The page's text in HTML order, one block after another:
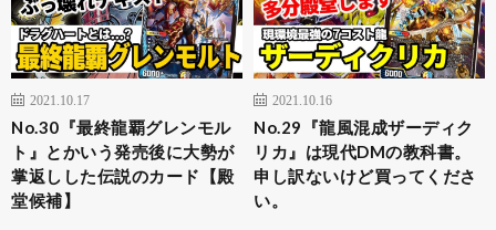
2021.10.17
No.30『最終龍覇グレンモル
ト』とかいう発売後に大勢が
掌返しした伝説のカード【殿
堂候補】
2021.10.16
No.29『龍風混成ザーディク
リカ』は現代DMの教科書。
申し訳ないけど買ってくださ
い。